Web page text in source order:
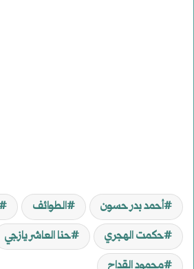
أحمد بدر حسون الطوائف
حكمت الهجري
حنا العاشر يازجي
محمود القداح